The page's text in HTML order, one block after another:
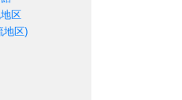
区
地区)